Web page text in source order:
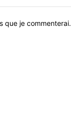
que je commenterai.